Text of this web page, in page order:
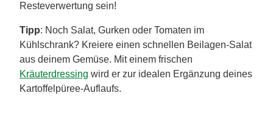
Resteverwertung sein!
Tipp: Noch Salat, Gurken oder Tomaten im
Kühlschrank? Kreiere einen schnellen Beilagen-Salat
aus deinem Gemüse. Mit einem frischen
Kräuterdressing wird er zur idealen Ergänzung deines
Kartoffelpüree-Auflaufs.